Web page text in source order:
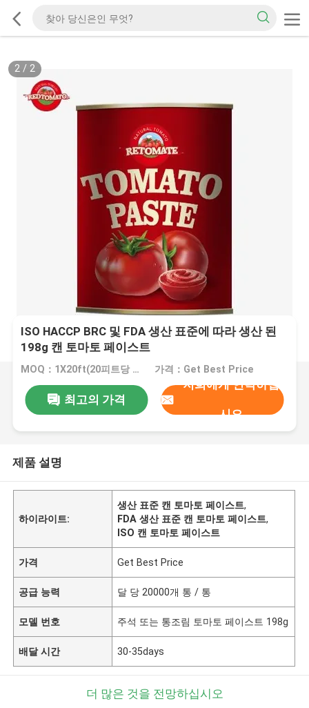
2/ 2
ISO HACCP BRC 및 FDA 생산 표준에 따라 생산 된
198g 캔 토마토 페이스트
MOQ：1X20ft(20피트당 20톤) 가격：Get Best Price
최고의 가격
저희에게 연락하십
시오
제품 설명
하이라이트:
생산 표준 캔 토마토 페이스트,
FDA 생산 표준 캔 토마토 페이스트,
ISO 캔 토마토 페이스트
가격 Get Best Price
공급 능력 달 당 20000개 통 / 통
모델 번호 주석 또는 통조림 토마토 페이스트 198g
배달 시간 30-35days
더 많은 것을 전망하십시오